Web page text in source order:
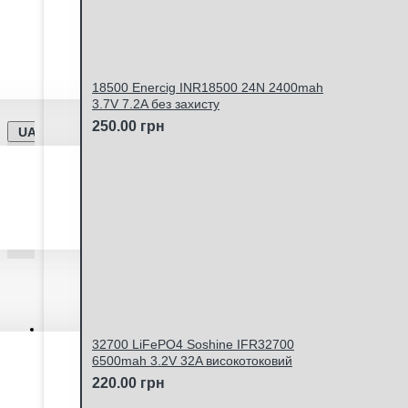
UA
18500 Enercig INR18500 24N 2400mah
3.7V 7.2A без захисту
250.00 грн
32700 LiFePO4 Soshine IFR32700
6500mah 3.2V 32A високотоковий
220.00 грн